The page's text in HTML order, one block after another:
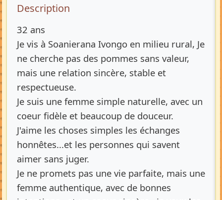
Description de l’annonce
Description
32 ans
Je vis à Soanierana Ivongo en milieu rural, Je
ne cherche pas des pommes sans valeur,
mais une relation sincère, stable et
respectueuse.
Je suis une femme simple naturelle, avec un
coeur fidèle et beaucoup de douceur.
J'aime les choses simples les échanges
honnêtes...et les personnes qui savent
aimer sans juger.
Je ne promets pas une vie parfaite, mais une
femme authentique, avec de bonnes